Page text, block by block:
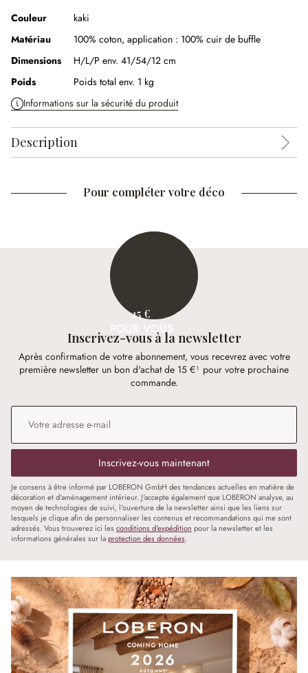
Couleur
kaki
Matériau
100% coton, application : 100% cuir de buffle
Dimensions
H/L/P env. 41/54/12 cm
Poids
Poids total env. 1 kg
Informations sur la sécurité du produit
Description
Pour compléter votre déco
15 €
POUR VOUS
Inscrivez-vous à la newsletter
Après confirmation de votre abonnement, vous recevrez avec votre
première newsletter un bon d'achat de 15 €¹ pour votre prochaine
commande.
Adresse e-mail
Inscrivez-vous maintenant
Je consens à être informé par LOBERON GmbH des tendances actuelles en matière de
décoration et d'aménagement intérieur. J'accepte également que LOBERON analyse, au
moyen de technologies de suivi, l'ouverture de la newsletter ainsi que les liens sur
lesquels je clique afin de personnaliser les contenus et recommandations qui me sont
adressés. Vous trouverez ici les conditions d'expédition pour la newsletter et les
informations générales sur laprotection des données.